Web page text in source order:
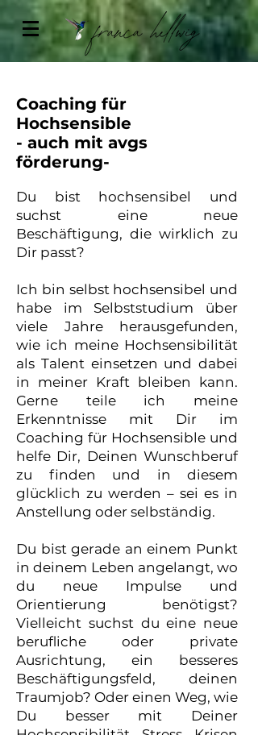
Coaching für
Hochsensible
- auch mit avgs
förderung-
Du bist hochsensibel und
suchst eine neue
Beschäftigung, die wirklich zu
Dir passt?
Ich bin selbst hochsensibel und
habe im Selbststudium über
viele Jahre herausgefunden,
wie ich meine Hochsensibilität
als Talent einsetzen und dabei
in meiner Kraft bleiben kann.
Gerne teile ich meine
Erkenntnisse mit Dir im
Coaching für Hochsensible und
helfe Dir, Deinen Wunschberuf
zu finden und in diesem
glücklich zu werden – sei es in
Anstellung oder selbständig.
Du bist gerade an einem Punkt
in deinem Leben angelangt, wo
du neue Impulse und
Orientierung benötigst?
Vielleicht suchst du eine neue
berufliche oder private
Ausrichtung, ein besseres
Beschäftigungsfeld, deinen
Traumjob? Oder einen Weg, wie
Du besser mit Deiner